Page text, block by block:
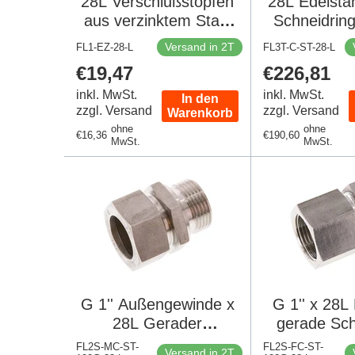
aus verzinktem Stahl
für Rohre 160 Bar DIN
2353
FL1-EZ-28-L Versand in 2T
Regulärer
Preis
€19,47
inkl. MwSt.
zzgl. Versand
Regulärer
€16,36
ohne
MwSt.
In den
Warenkorb
DIN
FL3T-C-ST-28-L
Regulärer
Preis
€226,81
inkl. MwSt.
zzgl. Versand
Regulärer
€190,60
ohne
MwSt.
G 1'' Außengewinde x
28L Gerader
Schneidring aus
FL2S-MC-ST-
Versand in 2T
G 1'' x 28L
gerade
160 Bar
FL2S-FC-ST-